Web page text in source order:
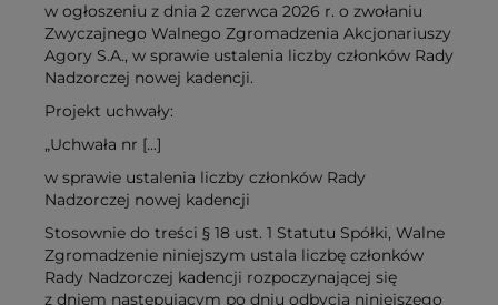
w ogłoszeniu z dnia 2 czerwca 2026 r. o zwołaniu
Zwyczajnego Walnego Zgromadzenia Akcjonariuszy
Agory S.A., w sprawie ustalenia liczby członków Rady
Nadzorczej nowej kadencji.
Projekt uchwały:
„Uchwała nr [...]
w sprawie ustalenia liczby członków Rady
Nadzorczej nowej kadencji
Stosownie do treści § 18 ust. 1 Statutu Spółki, Walne
Zgromadzenie niniejszym ustala liczbę członków
Rady Nadzorczej kadencji rozpoczynającej się
z dniem następującym po dniu odbycia niniejszego